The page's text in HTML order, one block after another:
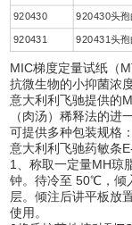
920430
920430头
920431 920431头
MIC梯度定量试纸（
抗微生物的小抑菌浓
意大利利飞驰提供的
（肉汤）稀释法的进
可提供多种包装规格
意大利利飞驰药敏条
1、称取一定量MH琼
钟。待冷至 50℃，倾
层。倾注后讲平板放
使用。